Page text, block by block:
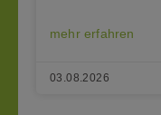
mehr erfahren
03.08.2026